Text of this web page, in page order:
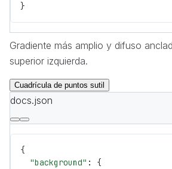
}
Gradiente más amplio y difuso
superior izquierda.
Cuadrícula de puntos sutil
docs.json
{
  "background"
: {